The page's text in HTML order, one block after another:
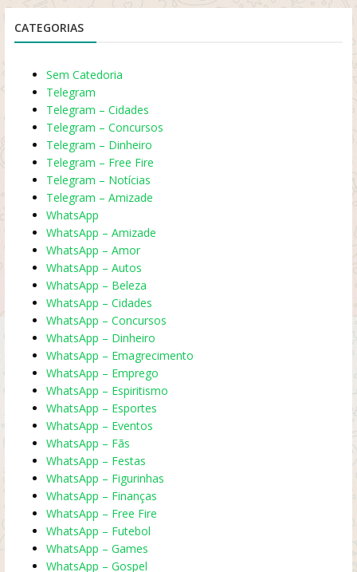
CATEGORIAS
Sem Catedoria
Telegram
Telegram – Cidades
Telegram – Concursos
Telegram – Dinheiro
Telegram – Free Fire
Telegram – Notícias
Telegram – Amizade
WhatsApp
WhatsApp – Amizade
WhatsApp – Amor
WhatsApp – Autos
WhatsApp – Beleza
WhatsApp – Cidades
WhatsApp – Concursos
WhatsApp – Dinheiro
WhatsApp – Emagrecimento
WhatsApp – Emprego
WhatsApp – Espiritismo
WhatsApp – Esportes
WhatsApp – Eventos
WhatsApp – Fãs
WhatsApp – Festas
WhatsApp – Figurinhas
WhatsApp – Finanças
WhatsApp – Free Fire
WhatsApp – Futebol
WhatsApp – Games
WhatsApp – Gospel